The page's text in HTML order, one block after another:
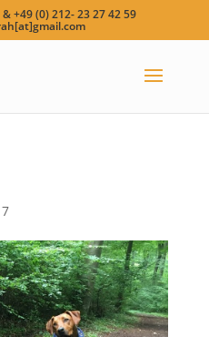
+49 (0) 212- 23 27 42 59